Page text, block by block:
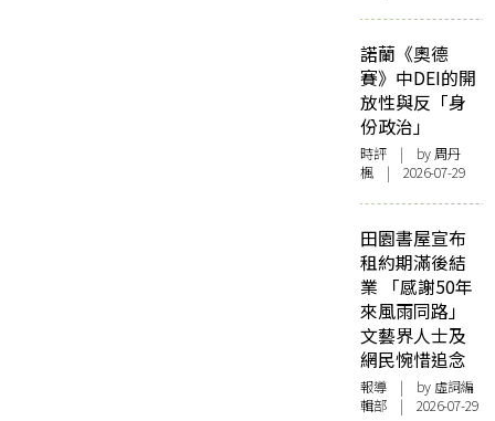
諾蘭《奧德
賽》中DEI的開
放性與反「身
份政治」
時評 | by周丹
楓 | 2026-07-29
田園書屋宣布
租約期滿後結
業 「感謝50年
來風雨同路」
文藝界人士及
網民惋惜追念
報導 | by 虛詞編
輯部 | 2026-07-29